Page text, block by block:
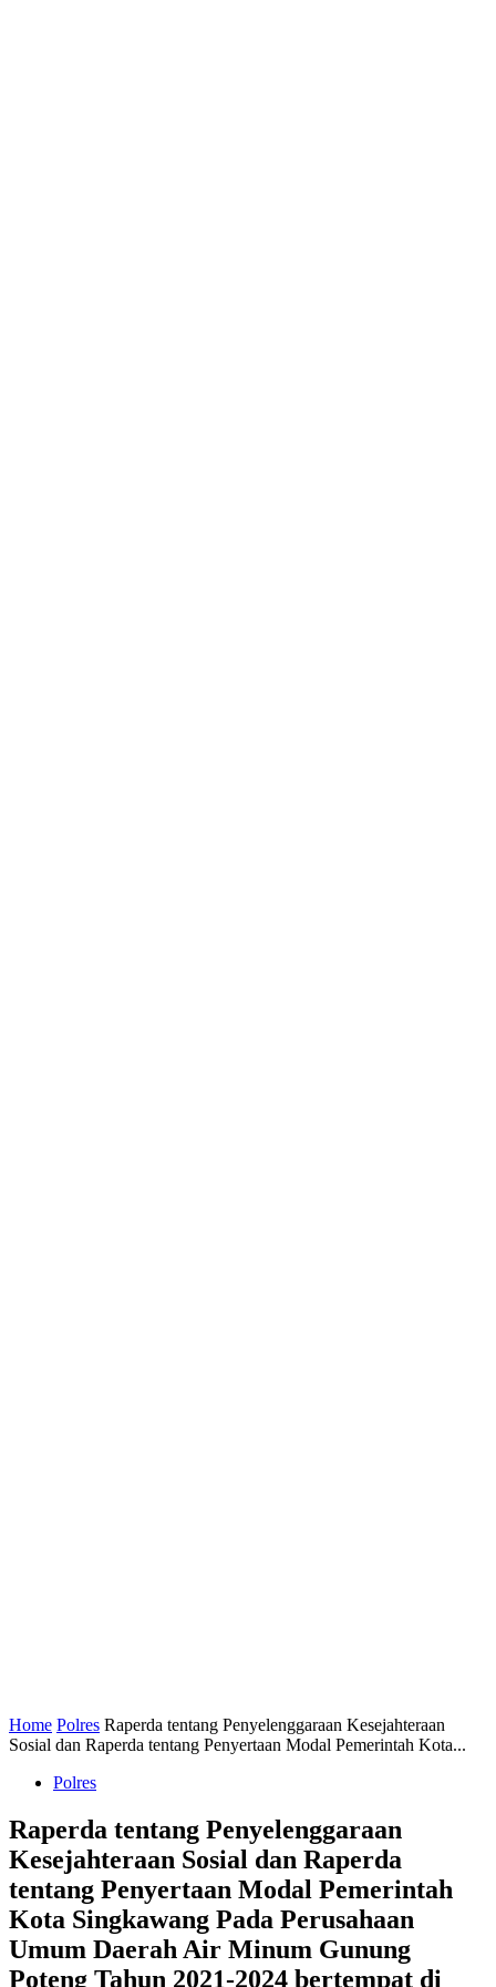
Home Polres Raperda tentang Penyelenggaraan Kesejahteraan
Sosial dan Raperda tentang Penyertaan Modal Pemerintah Kota...
Polres
Raperda tentang Penyelenggaraan
Kesejahteraan Sosial dan Raperda
tentang Penyertaan Modal Pemerintah
Kota Singkawang Pada Perusahaan
Umum Daerah Air Minum Gunung
Poteng Tahun 2021-2024 bertempat di